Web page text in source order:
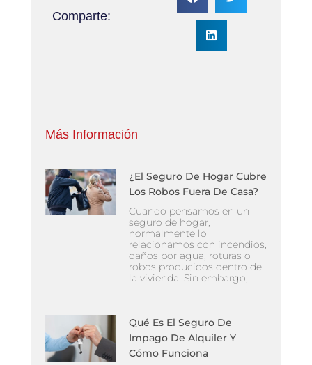
Comparte:
Más Información
¿El Seguro De Hogar Cubre
Los Robos Fuera De Casa?
Cuando pensamos en un
seguro de hogar,
normalmente lo
relacionamos con incendios,
daños por agua, roturas o
robos producidos dentro de
la vivienda. Sin embargo,
Qué Es El Seguro De
Impago De Alquiler Y
Cómo Funciona